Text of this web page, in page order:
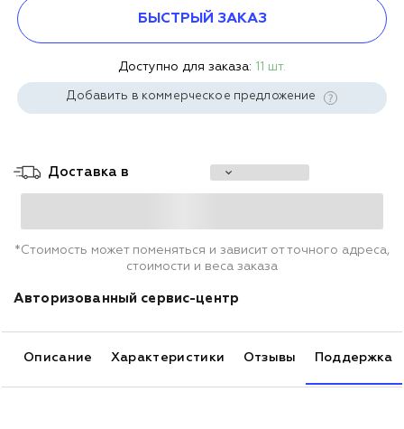
БЫСТРЫЙ ЗАКАЗ
Доступно для заказа: 11 шт.
Добавить в коммерческое предложение
Доставка в
*Стоимость может поменяться и зависит от точного адреса,
стоимости и веса заказа
Авторизованный сервис-центр
Описание Характеристики Отзывы Поддержка